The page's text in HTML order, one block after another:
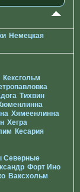
Немецкая
Кексгольм
Тихвин
Хямеенлинна
Хегра
Кесария
Северные
Форт Ино
Ваксхольм